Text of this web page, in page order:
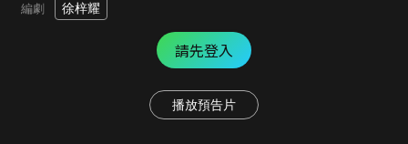
編劇 徐梓耀
請先登入
播放預告片